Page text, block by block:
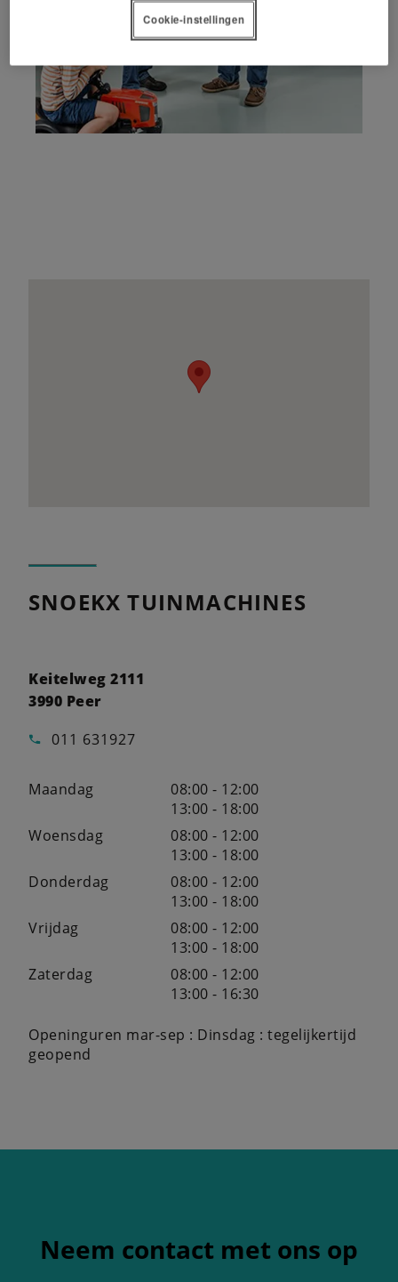
SNOEKX TUINMACHINES
Keitelweg 2111
3990 Peer
011 631927
Maandag
08:00 - 12:00
13:00 - 18:00
Woensdag
08:00 - 12:00
13:00 - 18:00
Donderdag
08:00 - 12:00
13:00 - 18:00
Vrijdag
08:00 - 12:00
13:00 - 18:00
Zaterdag
08:00 - 12:00
13:00 - 16:30
Openinguren mar-sep : Dinsdag : tegelijkertijd
geopend
Neem contact met ons op
Cookie-instellingen